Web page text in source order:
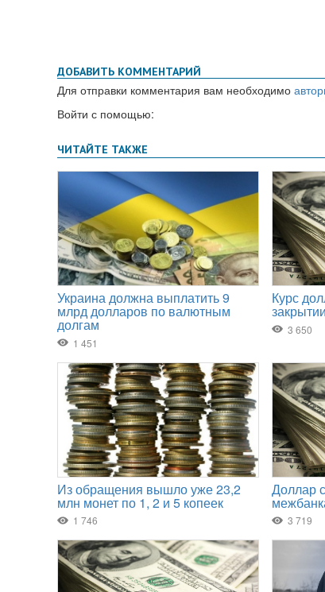
ДОБАВИТЬ КОММЕНТАРИЙ
Для отправки комментария вам необходимо
Войти с помощью: